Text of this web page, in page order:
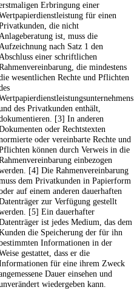
Erbringung einer
für einen
die nicht
ist, muss die
nach Satz 1 den
einer schriftlichen
die mindestens
wesentlichen Rechte und Pflichten
des Privatkunden enthält,
[3] In anderen
oder Rechtstexten
oder vereinbarte Rechte und
können durch Verweis in die
einbezogen
[4] Die Rahmenvereinbarung
dem Privatkunden in Papierform
auf einem anderen dauerhaften
zur Verfügung gestellt
[5] Ein dauerhafter
ist jedes Medium, das dem
die Speicherung der für ihn
Informationen in der
gestattet, dass er die
für eine ihrem Zweck
Dauer einsehen und
wiedergeben kann.